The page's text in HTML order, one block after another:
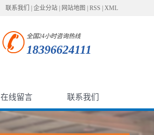
联系我们 企业分站 网站地图 RSS XML
全国24小时咨询热线
18396624111
在线留言 联系我们